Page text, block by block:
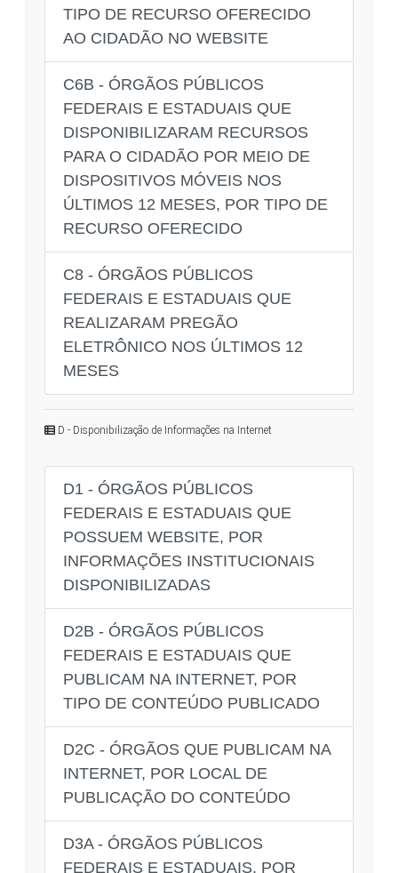
TIPO DE RECURSO OFERECIDO
AO CIDADÃO NO WEBSITE
C6B - ÓRGÃOS PÚBLICOS
FEDERAIS E ESTADUAIS QUE
DISPONIBILIZARAM RECURSOS
PARA O CIDADÃO POR MEIO DE
DISPOSITIVOS MÓVEIS NOS
ÚLTIMOS 12 MESES, POR TIPO DE
RECURSO OFERECIDO
C8 - ÓRGÃOS PÚBLICOS
FEDERAIS E ESTADUAIS QUE
REALIZARAM PREGÃO
ELETRÔNICO NOS ÚLTIMOS 12
MESES
D - Disponibilização de Informações na Internet
D1 - ÓRGÃOS PÚBLICOS
FEDERAIS E ESTADUAIS QUE
POSSUEM WEBSITE, POR
INFORMAÇÕES INSTITUCIONAIS
DISPONIBILIZADAS
D2B - ÓRGÃOS PÚBLICOS
FEDERAIS E ESTADUAIS QUE
PUBLICAM NA INTERNET, POR
TIPO DE CONTEÚDO PUBLICADO
D2C - ÓRGÃOS QUE PUBLICAM NA
INTERNET, POR LOCAL DE
PUBLICAÇÃO DO CONTEÚDO
D3A - ÓRGÃOS PÚBLICOS
FEDERAIS E ESTADUAIS, POR